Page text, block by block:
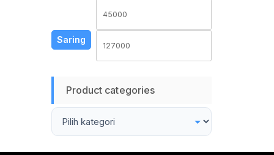
Saring
Product categories